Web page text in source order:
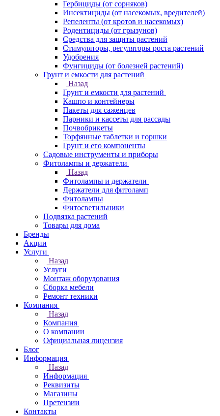
Гербициды (от сорняков)
Инсектициды (от насекомых, вредителей)
Репеленты (от кротов и насекомых)
Родентициды (от грызунов)
Средства для защиты растений
Стимуляторы, регуляторы роста растений
Удобрения
Фунгициды (от болезней растений)
Грунт и емкости для растений
Назад
Грунт и емкости для растений
Кашпо и контейнеры
Пакеты для саженцев
Парники и кассеты для рассады
Почвобрикеты
Торфянные таблетки и горшки
Грунт и его компоненты
Садовые инструменты и приборы
Фитолампы и держатели
Назад
Фитолампы и держатели
Держатели для фитоламп
Фитолампы
Фитосветильники
Подвязка растений
Товары для дома
Бренды
Акции
Услуги
Назад
Услуги
Монтаж оборудования
Сборка мебели
Ремонт техники
Компания
Назад
Компания
О компании
Официальная лицензия
Блог
Информация
Назад
Информация
Реквизиты
Магазины
Претензии
Контакты